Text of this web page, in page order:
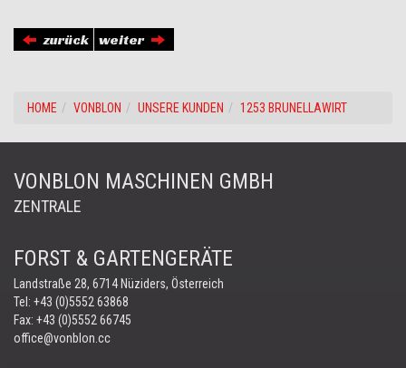
zurück weiter
HOME VONBLON UNSERE KUNDEN 1253 BRUNELLAWIRT
VONBLON MASCHINEN GMBH
ZENTRALE
FORST & GARTENGERÄTE
Landstraße 28, 6714 Nüziders, Österreich
Tel: +43 (0)5552 63868
Fax: +43 (0)5552 66745
office@vonblon.cc